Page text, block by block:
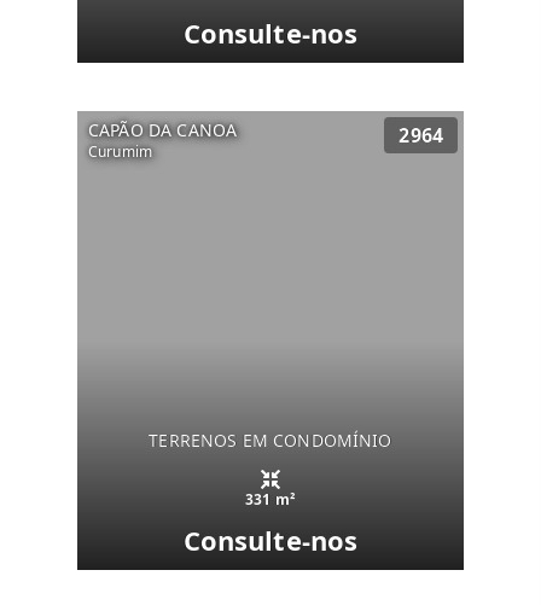
Consulte-nos
CAPÃO DA CANOA
Curumim
2964
TERRENOS EM CONDOMÍNIO
331 m²
Consulte-nos